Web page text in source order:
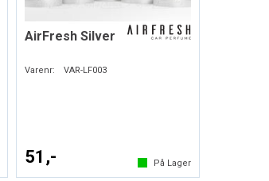
AirFresh Silver
Varenr: VAR-LF003
51,- På Lager